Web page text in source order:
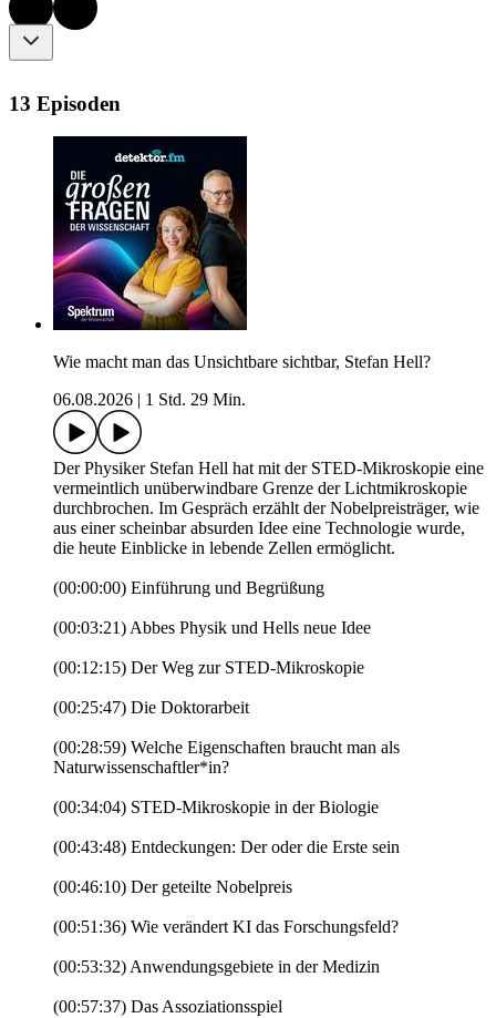
13 Episoden
Wie macht man das Unsichtbare sichtbar, Stefan Hell?
06.08.2026
1 Std. 29 Min.
Der Physiker Stefan Hell hat mit der STED-Mikroskopie eine
vermeintlich unüberwindbare Grenze der Lichtmikroskopie
durchbrochen. Im Gespräch erzählt der Nobelpreisträger, wie
aus einer scheinbar absurden Idee eine Technologie wurde,
die heute Einblicke in lebende Zellen ermöglicht.
(00:00:00) Einführung und Begrüßung
(00:03:21) Abbes Physik und Hells neue Idee
(00:12:15) Der Weg zur STED-Mikroskopie
(00:25:47) Die Doktorarbeit
(00:28:59) Welche Eigenschaften braucht man als
Naturwissenschaftler*in?
(00:34:04) STED-Mikroskopie in der Biologie
(00:43:48) Entdeckungen: Der oder die Erste sein
(00:46:10) Der geteilte Nobelpreis
(00:51:36) Wie verändert KI das Forschungsfeld?
(00:53:32) Anwendungsgebiete in der Medizin
(00:57:37) Das Assoziationsspiel